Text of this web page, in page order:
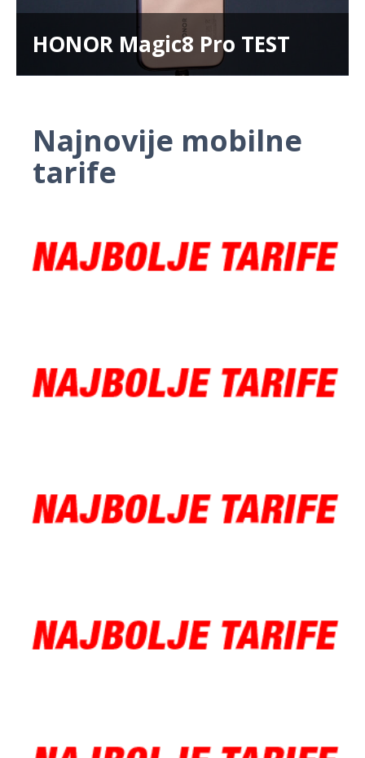
HONOR Magic8 Pro TEST
Najnovije mobilne
tarife